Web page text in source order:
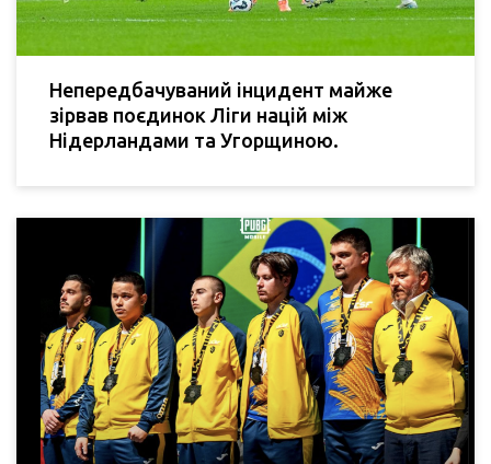
Непередбачуваний інцидент майже
зірвав поєдинок Ліги націй між
Нідерландами та Угорщиною.